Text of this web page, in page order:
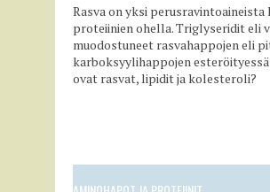
Rasva on yksi
proteiinien ohella. Triglyseridit eli
muodostuneet rasvahappojen eli
karboksyylihappojen
ovat rasvat, lipidit ja kolesteroli?